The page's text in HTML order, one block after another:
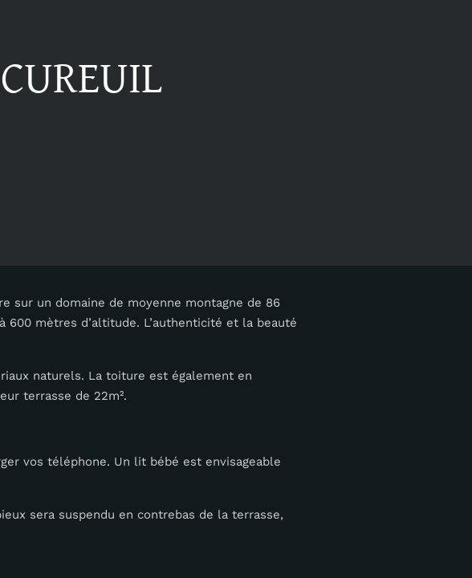
sur un domaine de moyenne montagne de 86
mètres d’altitude. L’authenticité et la beauté
naturels. La toiture est également en
terrasse de 22m².
vos téléphone. Un lit bébé est envisageable
sera suspendu en contrebas de la terrasse,